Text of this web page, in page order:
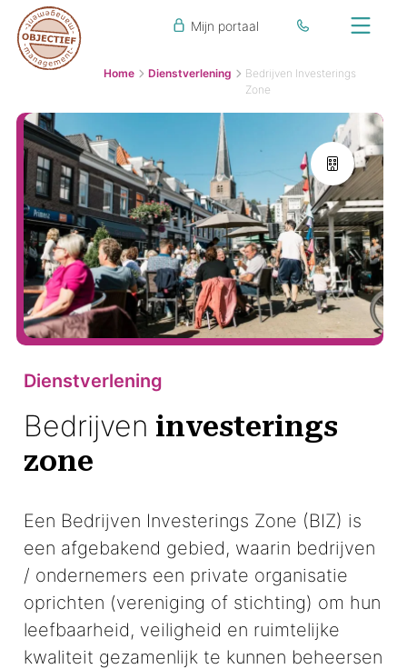
Mijn portaal
Home Dienstverlening
Bedrijven Investerings
Zone
Dienstverlening
Bedrijven investerings
zone
Een Bedrijven Investerings Zone (BIZ) is
een afgebakend gebied, waarin bedrijven
/ ondernemers een private organisatie
oprichten (vereniging of stichting) om hun
leefbaarheid, veiligheid en ruimtelijke
kwaliteit gezamenlijk te kunnen beheersen